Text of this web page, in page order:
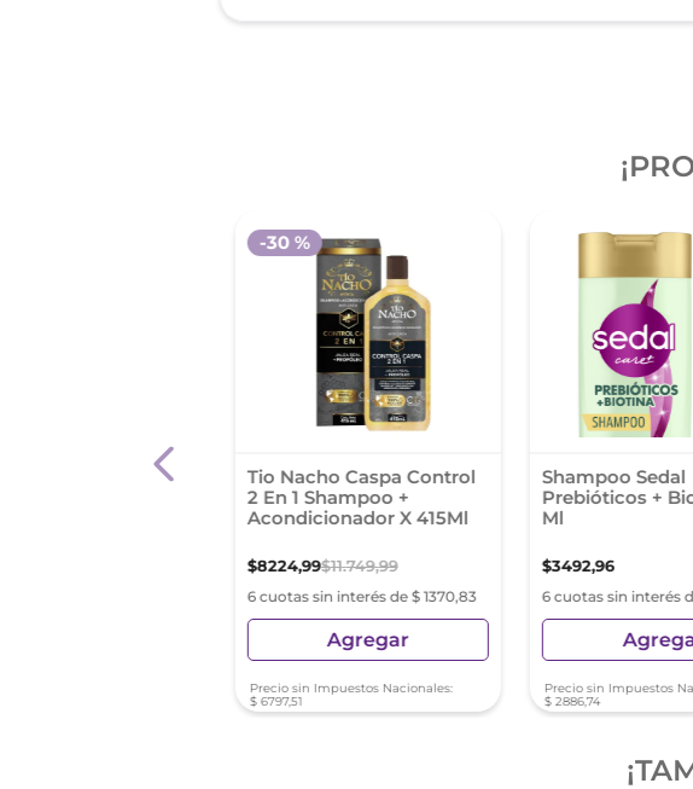
Anticaspa Clear
Tio Nacho Caspa Control
2 En 1 Shampoo +
Acondicionador X 415Ml
$8224,99$11.749,99
6 cuotas sin interés de $ 1370,83
-30 %
Agregar
Precio sin Impuestos Nacionales:
$ 6797,51
Shampoo Sedal
Prebióticos +
Ml
$3492,96
6 cuotas sin interés
Precio sin Impuestos
$ 2886,74